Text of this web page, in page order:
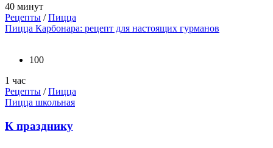
40 минут
Рецепты /Пицца
Пицца Карбонара: рецепт для настоящих гурманов
100
1 час
Рецепты /Пицца
Пицца школьная
К празднику